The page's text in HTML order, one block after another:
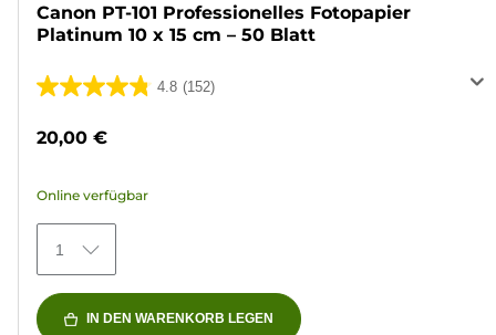
Canon PT-101 Professionelles Fotopapier
Platinum 10 x 15 cm – 50 Blatt
4.8 (152)
4.8
152
Bewertungen
20,00 €
Online verfügbar
1
IN DEN WARENKORB LEGEN